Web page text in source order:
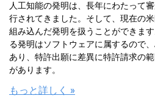
人工知能の発明は、長年にわたって
行されてきました。そして、現在の
組み込んだ発明を扱うことができま
る発明はソフトウェアに属するので
あり、特許出願に差異に特許請求の
があります。
もっと詳しく »